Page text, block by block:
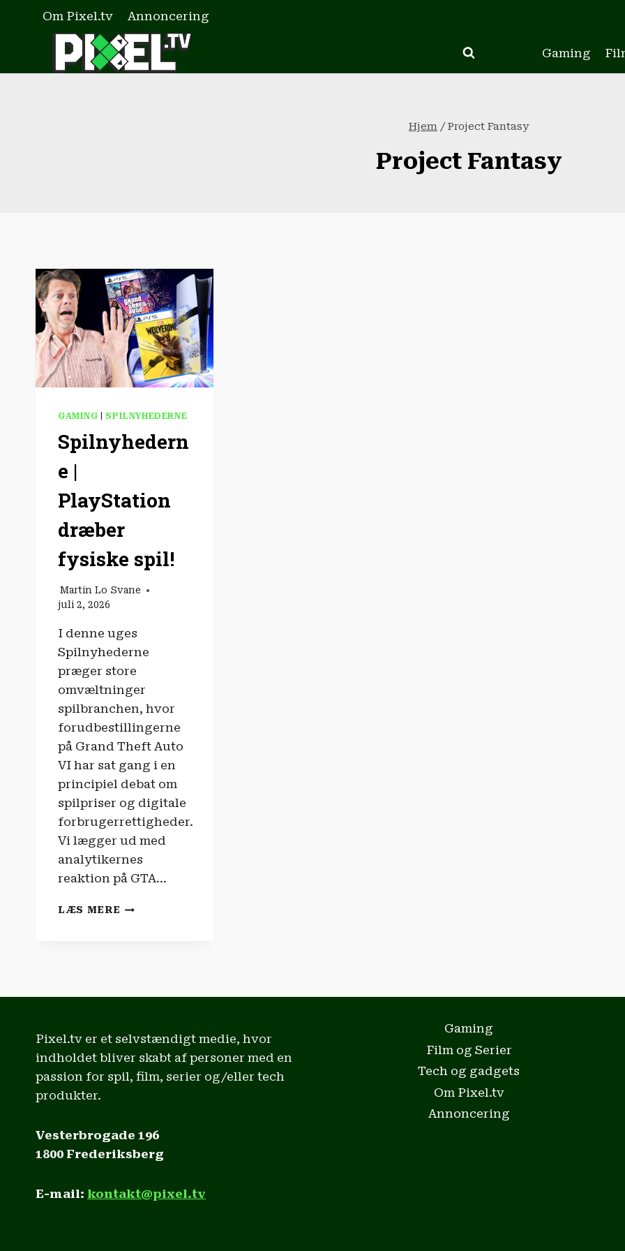
Fortsæt
Om Pixel.tv Annoncering
Gaming
Hjem / Project Fantasy
Project Fantasy
GAMING SPILNYHEDERNE
Spilnyhedern
e |
PlayStation
dræber
fysiske spil!
Martin Lo Svane
juli 2, 2026
I denne uges
Spilnyhederne
præger store
omvæltninger
spilbranchen, hvor
forudbestillingerne
på Grand Theft Auto
VI har sat gang i en
principiel debat om
spilpriser og digitale
forbrugerrettigheder.
Vi lægger ud med
analytikernes
reaktion på GTA…
LÆS MERE SPILNYHEDERNE
Pixel.tv er et selvstændigt medie, hvor
indholdet bliver skabt af personer med en
passion for spil, film, serier og/eller tech
produkter.
Vesterbrogade 196
1800 Frederiksberg
E-mail: kontakt@pixel.tv
Gaming
Film og Serier
Tech og gadgets
Om Pixel.tv
Annoncering